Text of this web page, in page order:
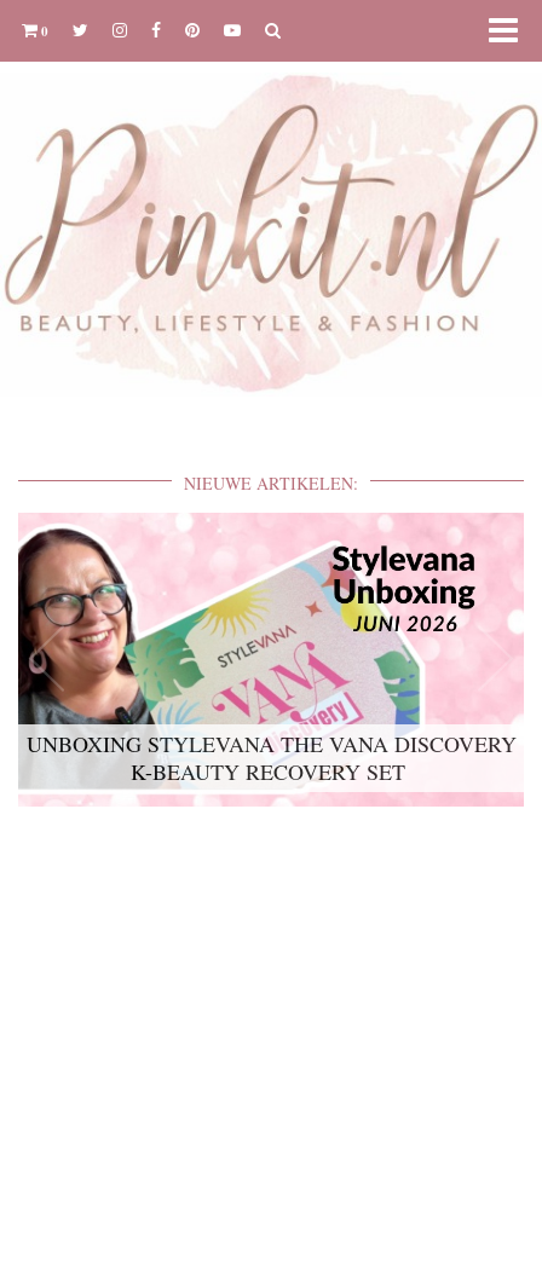
0
NIEUWE ARTIKELEN:
UNBOXING STYLEVANA THE VANA DISCOVERY
K-BEAUTY RECOVERY SET
LYKO LOVABLES THE BDAY KIT 2026 UNBOXING